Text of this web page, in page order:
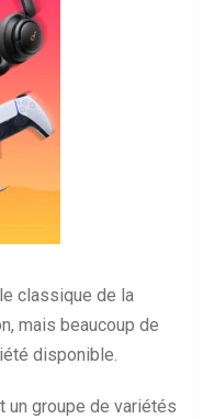
classique de la
mais beaucoup de
disponible.
groupe de variétés